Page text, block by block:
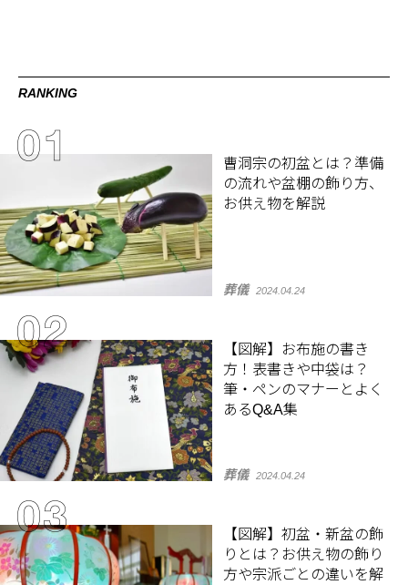
RANKING
曹洞宗の初盆とは？準備
の流れや盆棚の飾り方、
お供え物を解説
葬儀 2024.04.24
【図解】お布施の書き
方！表書きや中袋は？
筆・ペンのマナーとよく
あるQ&A集
葬儀 2024.04.24
【図解】初盆・新盆の飾
りとは？お供え物の飾り
方や宗派ごとの違いを解